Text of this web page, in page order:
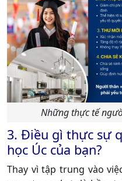
Những thực tế
3. Điều gì thực sự
học Úc của bạn?
Thay vì tập trung vào